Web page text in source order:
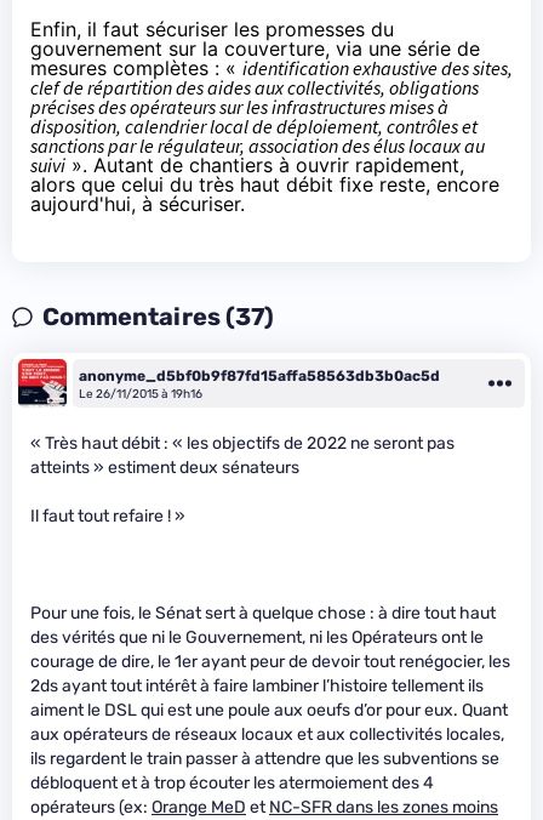
Enfin, il faut sécuriser les promesses du
gouvernement sur la couverture, via une série de
mesures complètes : « identification exhaustive des sites,
clef de répartition des aides aux collectivités, obligations
précises des opérateurs sur les infrastructures mises à
disposition, calendrier local de déploiement, contrôles et
sanctions par le régulateur, association des élus locaux au
suivi ». Autant de chantiers à ouvrir rapidement,
alors que celui du très haut débit fixe reste, encore
aujourd'hui, à sécuriser.
Commentaires (37)
anonyme_d5bf0b9f87fd15affa58563db3b0ac5d
Le 26/11/2015 à 19h16
« Très haut débit : « les objectifs de 2022 ne seront pas
atteints » estiment deux sénateurs
Il faut tout refaire ! »
Pour une fois, le Sénat sert à quelque chose : à dire tout haut
des vérités que ni le Gouvernement, ni les Opérateurs ont le
courage de dire, le 1er ayant peur de devoir tout renégocier, les
2ds ayant tout intérêt à faire lambiner l’histoire tellement ils
aiment le DSL qui est une poule aux oeufs d’or pour eux. Quant
aux opérateurs de réseaux locaux et aux collectivités locales,
ils regardent le train passer à attendre que les subventions se
débloquent et à trop écouter les atermoiement des 4
opérateurs (ex: Orange MeD etNC-SFR dans les zones moins